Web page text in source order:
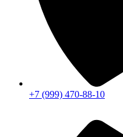
+7 (999) 470-88-10